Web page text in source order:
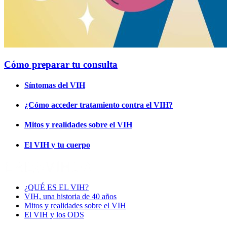
Cómo preparar tu consulta
Síntomas del VIH
¿Cómo acceder tratamiento contra el VIH?
Mitos y realidades sobre el VIH
El VIH y tu cuerpo
¿QUÉ ES EL VIH?
VIH, una historia de 40 años
Mitos y realidades sobre el VIH
El VIH y los ODS